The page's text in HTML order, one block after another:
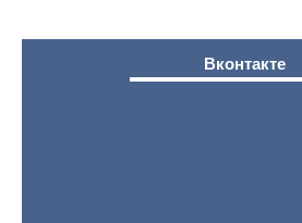
Вконтакте